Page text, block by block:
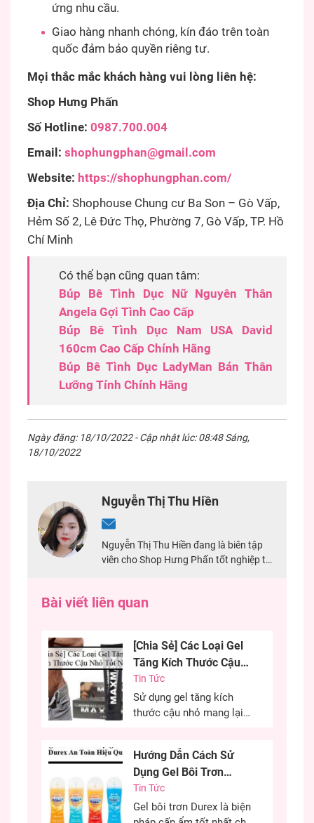
ứng nhu cầu.
Giao hàng nhanh chóng, kín đáo trên toàn
quốc đảm bảo quyền riêng tư.
Mọi thắc mắc khách hàng vui lòng liên hệ:
Shop Hưng Phấn
Số Hotline: 0987.700.004
Email: shophungphan@gmail.com
Website: https://shophungphan.com/
Địa Chỉ: Shophouse Chung cư Ba Son – Gò Vấp,
Hẻm Số 2, Lê Đức Thọ, Phường 7, Gò Vấp, TP. Hồ
Chí Minh
Có thể bạn cũng quan tâm:
Búp Bê Tình Dục Nữ Nguyên Thân
Angela Gợi Tình Cao Cấp
Búp Bê Tình Dục Nam USA David
160cm Cao Cấp Chính Hãng
Búp Bê Tình Dục LadyMan Bán Thân
Lưỡng Tính Chính Hãng
Ngày đăng: 18/10/2022 - Cập nhật lúc: 08:48 Sáng,
18/10/2022
Nguyễn Thị Thu Hiền
Nguyễn Thị Thu Hiền đang là biên tập
viên cho Shop Hưng Phấn tốt nghiệp tại
đảm bảo nội dung chính xác nhất cho
Bài viết liên quan
[Chia Sẻ] Các Loại Gel
Tăng Kích Thước Cậu
Nhỏ Tốt Nhất
Tin Tức
Sử dụng gel tăng kích
thước cậu nhỏ mang lại
đến sự tự tin cho các
chàng trai. Đây là phương
pháp được nhiều anh em
lựa chọn nhằm cải thiện
Hướng Dẫn Cách Sử
Dụng Gel Bôi Trơn
Durex An Toàn Hiệu
Quả
Tin Tức
Gel bôi trơn Durex là biện